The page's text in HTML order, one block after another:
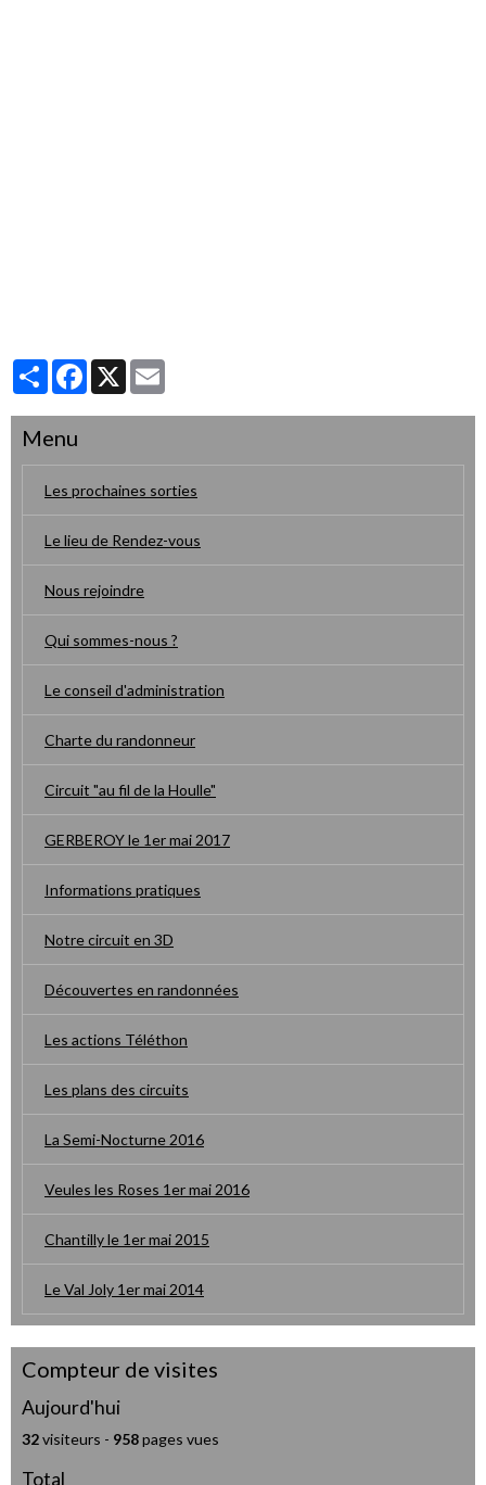
PartagerFacebook
X
Menu
Les prochaines sorties
Le lieu de Rendez-vous
Nous rejoindre
Qui sommes-nous ?
Le conseil d'administration
Charte du randonneur
Circuit "au fil de la Houlle"
GERBEROY le 1er mai 2017
Informations pratiques
Notre circuit en 3D
Découvertes en randonnées
Les actions Téléthon
Les plans des circuits
La Semi-Nocturne 2016
Veules les Roses 1er mai 2016
Chantilly le 1er mai 2015
Le Val Joly 1er mai 2014
Compteur de visites
Aujourd'hui
32visiteurs - 958pages vues
Total